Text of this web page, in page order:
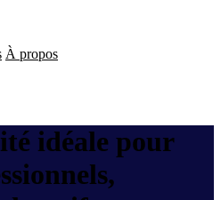
À propos
idéale pour